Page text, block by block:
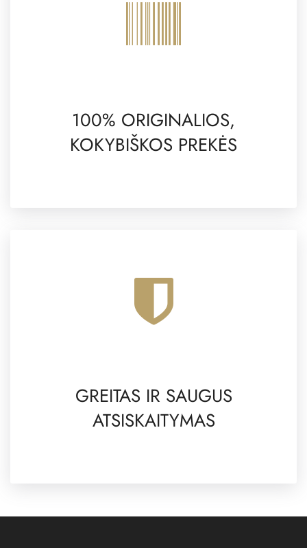
100% ORIGINALIOS,
KOKYBIŠKOS PREKĖS
GREITAS IR SAUGUS
ATSISKAITYMAS